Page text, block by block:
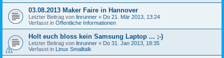
03.08.2013 Maker Faire in Hannover
Letzter Beitrag von linrunner « Do 21. Mär 2013, 13:24
Verfasst in Öffentliche Informationen
Holt euch bloss kein Samsung Laptop ... ;-)
Letzter Beitrag von linrunner « Do 31. Jan 2013, 18:35
Verfasst in Linux Smalltalk